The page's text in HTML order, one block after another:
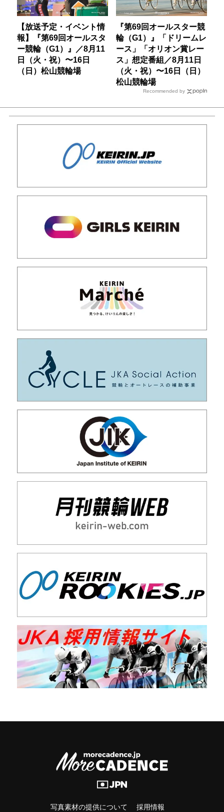
【放送予定・イベント情
報】『第69回オールスタ
ー競輪（G1）』／8月11
日（火・祝）〜16日
（日）松山競輪場
『第69回オールスター競
輪（G1）』「ドリームレ
ース」「オリオン賞レー
ス」想定番組／8月11日
（火・祝）〜16日（日）
松山競輪場
Recommended by
写真素材の提供について 採用情報